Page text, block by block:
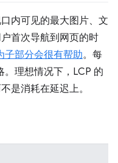
内可见的最大图片、文
首次导航到网页的时
子部分会很有帮助。每
。理想情况下，LCP 的
是消耗在延迟上。